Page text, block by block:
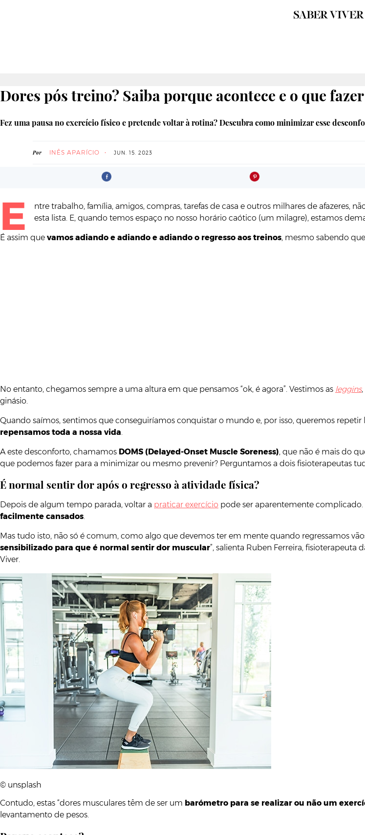
Dores pós treino? Saiba porque acontece e o que
Fez uma pausa no exercício físico e pretende voltar à rotina? Descubra como minimizar esse
Por INÊS APARÍCIO JUN. 15. 2023
E
ntre trabalho, família, amigos, compras, tarefas de casa e outros milhares de afazeres,
esta lista. E, quando temos espaço no nosso horário caótico (um milagre), estamos
É assim que vamos adiando e adiando e adiando o regresso aos treinos, mesmo sabendo
No entanto, chegamos sempre a uma altura em que pensamos “ok, é agora”. Vestimos as leggins
ginásio.
Quando saímos, sentimos que conseguiríamos conquistar o mundo e, por isso, queremos repetir
repensamos toda a nossa vida
A este desconforto, chamamos DOMS (Delayed-Onset Muscle Soreness), que não é mais do
que podemos fazer para a minimizar ou mesmo prevenir? Perguntamos a dois fisioterapeutas
É normal sentir dor após o regresso à atividade física?
Depois de algum tempo parada, voltar a praticar exercício pode ser aparentemente complicado.
facilmente cansados.
Mas tudo isto, não só é comum, como algo que devemos ter em mente quando regressamos
sensibilizado para que é normal sentir dor muscular”, salienta Ruben Ferreira,
Viver.
© unsplash
Contudo, estas “dores musculares têm de ser um barómetro para se realizar ou não um
levantamento de pesos.